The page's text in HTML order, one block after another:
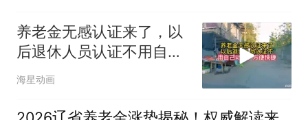
养老金无感认证来了，以
后退休人员认证不用自己
动手，方便快捷
海星动画